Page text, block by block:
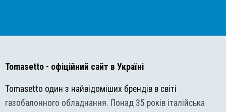
Tomasetto - офіційний сайт в Україні
Tomasetto один з найвідоміших брендів в світі
газобалонного обладнання. Понад 35 років італійська